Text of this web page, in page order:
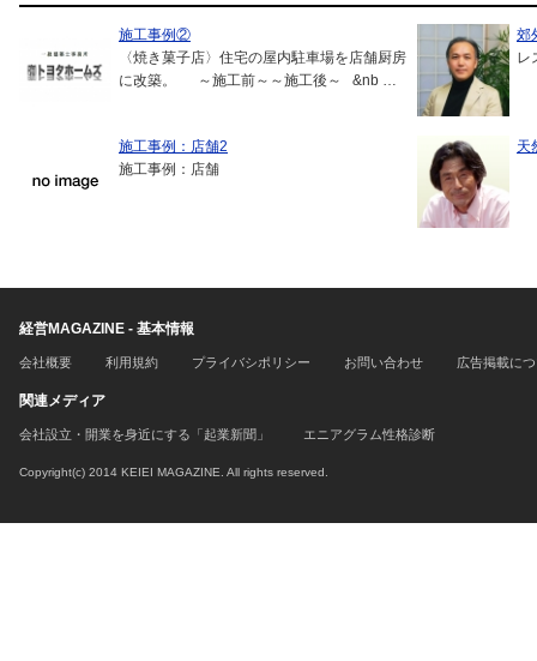
施工事例②
〈焼き菓子店〉住宅の屋内駐車場を店舗厨房
に改築。 ～施工前～～施工後～ &nb …
郊
レ
施工事例：店舗2
施工事例：店舗
天
経営MAGAZINE - 基本情報
会社概要 利用規約 プライバシポリシー お問い合わせ 広告掲載に
関連メディア
会社設立・開業を身近にする「起業新聞」 エニアグラム性格診断
Copyright(c) 2014 KEIEI MAGAZINE. All rights reserved.